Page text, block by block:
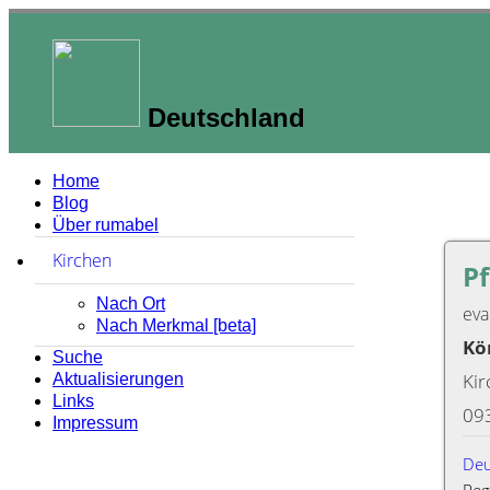
Deutschland
Home
Blog
Über rumabel
Kirchen
Nach Ort
Nach Merkmal [beta]
Suche
Aktualisierungen
Links
Impressum